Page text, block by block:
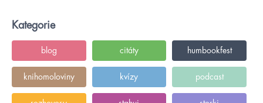
Kategorie
blog citáty humbookfest
knihomoloviny kvízy podcast